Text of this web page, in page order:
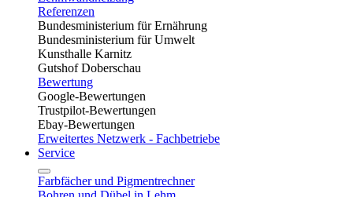
Referenzen
Bundesministerium für Ernährung
Bundesministerium für Umwelt
Kunsthalle Karnitz
Gutshof Doberschau
Bewertung
Google-Bewertungen
Trustpilot-Bewertungen
Ebay-Bewertungen
Erweitertes Netzwerk - Fachbetriebe
Service
Farbfächer und Pigmentrechner